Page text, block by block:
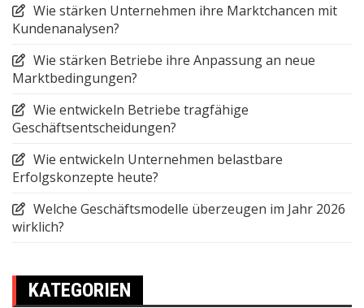
Wie stärken Unternehmen ihre Marktchancen mit
Kundenanalysen?
Wie stärken Betriebe ihre Anpassung an neue
Marktbedingungen?
Wie entwickeln Betriebe tragfähige
Geschäftsentscheidungen?
Wie entwickeln Unternehmen belastbare
Erfolgskonzepte heute?
Welche Geschäftsmodelle überzeugen im Jahr 2026
wirklich?
KATEGORIEN